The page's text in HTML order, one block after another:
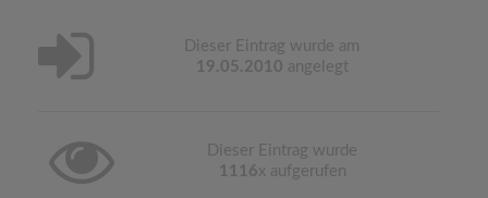
Dieser Eintrag wurde am
19.05.2010 angelegt
Dieser Eintrag wurde
1116x aufgerufen